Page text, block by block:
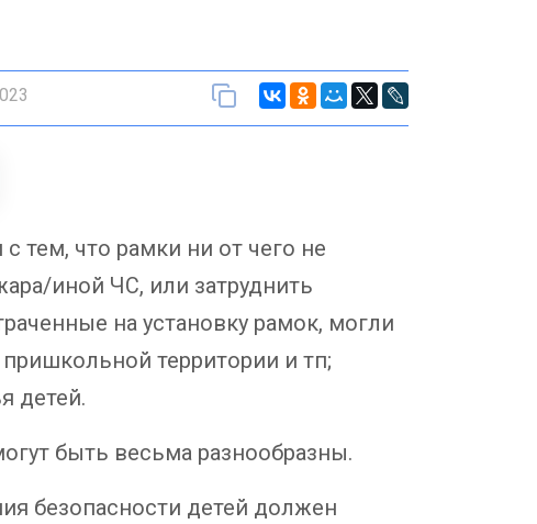
тем, что рамки ни от чего не
иной ЧС, или затруднить
на установку рамок, могли
территории и тп;
детей.
быть весьма разнообразны.
безопасности детей должен